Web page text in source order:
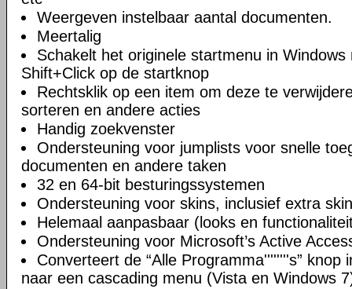
Weergeven instelbaar aantal documenten.
Meertalig
Schakelt het originele startmenu in
Shift+Click op de startknop
Rechtsklik op een item om deze te
sorteren en andere acties
Handig zoekvenster
Ondersteuning voor jumplists voor snelle
documenten en andere taken
32 en 64-bit besturingssystemen
Ondersteuning voor skins, inclusief extra
Helemaal aanpasbaar (looks en
Ondersteuning voor Microsoft’s Active
Converteert de “Alle Programma''''''''s” knop
naar een cascading menu (Vista en Windows